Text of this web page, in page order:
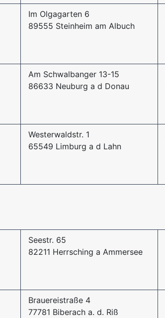
Im Olgagarten 6
89555 Steinheim am Albuch
Am Schwalbanger 13-15
86633 Neuburg a d Donau
Westerwaldstr. 1
65549 Limburg a d Lahn
Seestr. 65
82211 Herrsching a Ammersee
Brauereistraße 4
77781 Biberach a. d. Riß